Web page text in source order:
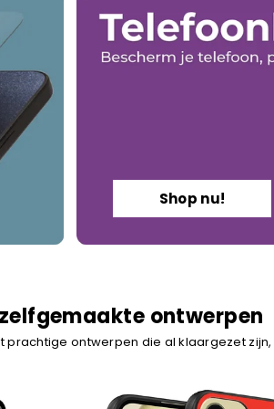
Shop nu!
ontwerpen
ontwerpen die al klaargezet